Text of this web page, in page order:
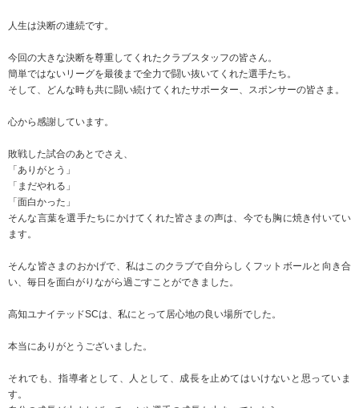
人生は決断の連続です。
今回の大きな決断を尊重してくれたクラブスタッフの皆さん。
簡単ではないリーグを最後まで全力で闘い抜いてくれた選手たち。
そして、どんな時も共に闘い続けてくれたサポーター、スポンサーの皆さま。
心から感謝しています。
敗戦した試合のあとでさえ、
「ありがとう」
「まだやれる」
「面白かった」
そんな言葉を選手たちにかけてくれた皆さまの声は、今でも胸に焼き付いてい
ます。
そんな皆さまのおかげで、私はこのクラブで自分らしくフットボールと向き合
い、毎日を面白がりながら過ごすことができました。
高知ユナイテッドSCは、私にとって居心地の良い場所でした。
本当にありがとうございました。
それでも、指導者として、人として、成長を止めてはいけないと思っていま
す。